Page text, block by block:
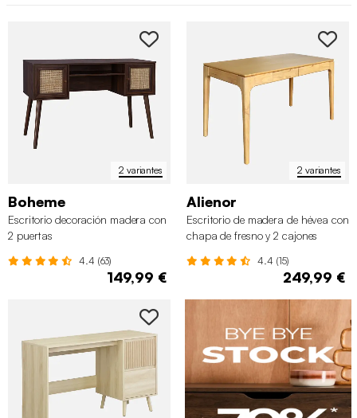
estantes.
2 variantes
Boheme
Escritorio decoración madera con
2 puertas
4.4 (63)
149,99 €
2 variantes
Alienor
Escritorio de madera de hévea con
chapa de fresno y 2 cajones
4.4 (15)
249,99 €